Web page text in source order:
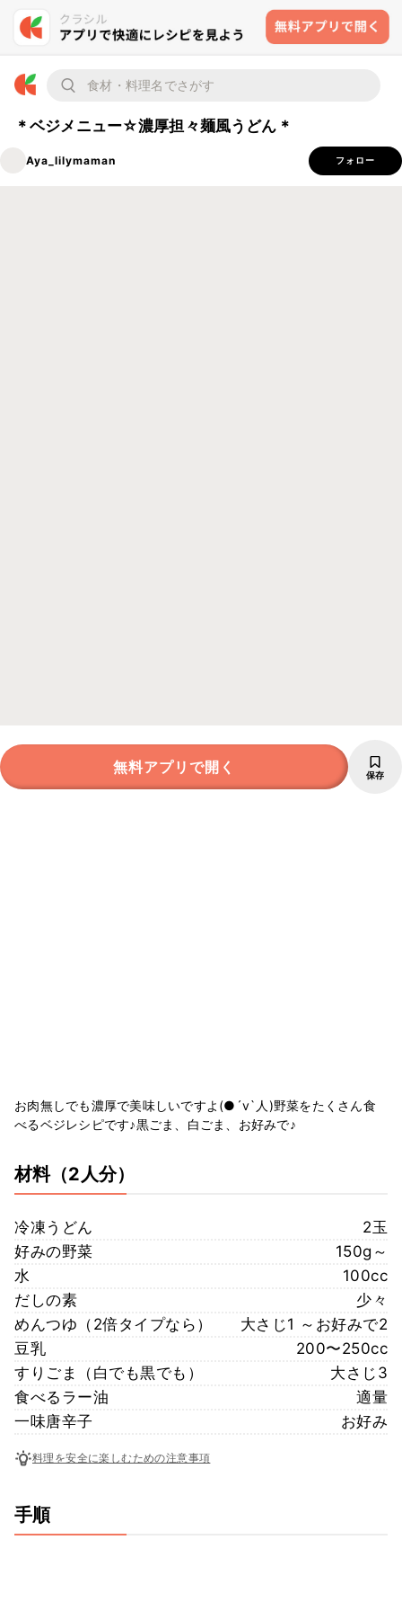
＊ベジメニュー☆濃厚担々麺風うどん＊
Aya_lilymaman フォロー
無料アプリで開く 保存
お肉無しでも濃厚で美味しいですよ(●´v`人)野菜をたくさん食
べるベジレシピです♪黒ごま、白ごま、お好みで♪
材料（2人分）
冷凍うどん
2玉
好みの野菜
150g～
水
100cc
だしの素
少々
めんつゆ（2倍タイプなら）
大さじ1 ～お好みで2
豆乳
200〜250cc
すりごま（白でも黒でも）
大さじ3
食べるラー油
適量
一味唐辛子
お好み
料理を安全に楽しむための注意事項
手順